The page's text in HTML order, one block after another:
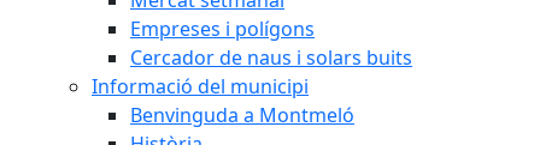
Empreses i polígons
Cercador de naus i solars buits
Informació del municipi
Benvinguda a Montmeló